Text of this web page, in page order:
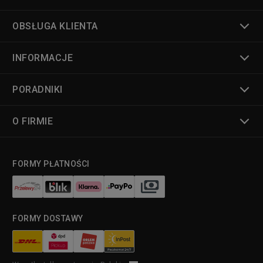
OBSŁUGA KLIENTA
INFORMACJE
PORADNIKI
O FIRMIE
FORMY PŁATNOŚCI
FORMY DOSTAWY